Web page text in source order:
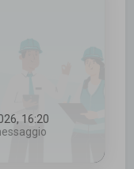
16:20